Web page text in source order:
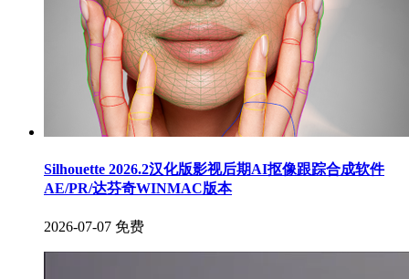
Silhouette 2026.2汉化版影视后期AI抠像跟踪合成软件
AE/PR/达芬奇WINMAC版本
2026-07-07 免费